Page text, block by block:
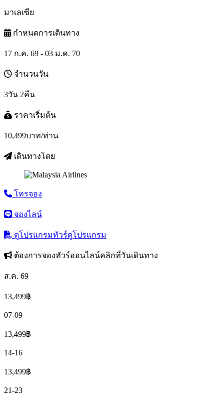
มาเลเซีย
กำหนดการเดินทาง
17 ก.ค. 69 - 03 ม.ค. 70
จำนวนวัน
3วัน 2คืน
ราคาเริ่มต้น
10,499บาท/ท่าน
เดินทางโดย
โทรจอง
จองไลน์
ดูโปรแกรมทัวร์ดูโปรแกรม
ต้องการจองทัวร์ออนไลน์คลิกที่วันเดินทาง
ส.ค. 69
13,499฿
07-09
13,499฿
14-16
13,499฿
21-23